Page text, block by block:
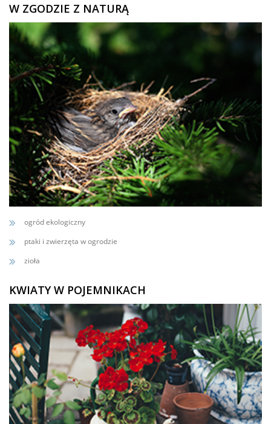
W ZGODZIE Z NATURĄ
ogród ekologiczny
ptaki i zwierzęta w ogrodzie
zioła
KWIATY W POJEMNIKACH